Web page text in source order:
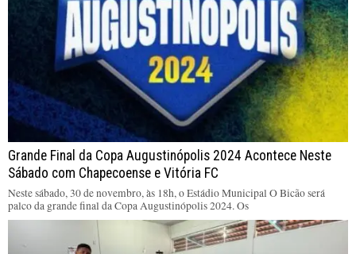
Grande Final da Copa Augustinópolis 2024 Acontece Neste
Sábado com Chapecoense e Vitória FC
Neste sábado, 30 de novembro, às 18h, o Estádio Municipal O Bicão será
palco da grande final da Copa Augustinópolis 2024. Os